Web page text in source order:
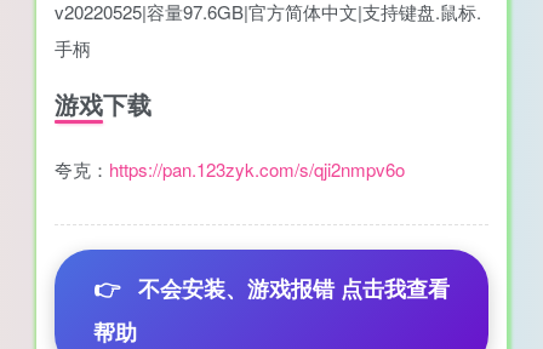
v20220525|容量97.6GB|官方简体中文|支持键盘.鼠标.
手柄
游戏下载
夸克： https://pan.123zyk.com/s/qji2nmpv6o
👉 不会安装、游戏报错 点击我查看
帮助